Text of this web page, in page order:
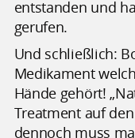
entstanden und
gerufen.
Und schließlich:
Medikament
Hände gehört!
Treatment auf
dennoch muss